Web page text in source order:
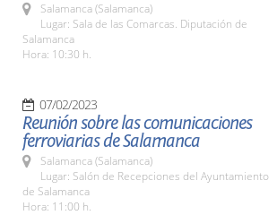
Salamanca (Salamanca)
Lugar: Sala de las Comarcas. Diputación de
Salamanca
Hora: 10:30 h.
07/02/2023
Reunión sobre las comunicaciones
ferroviarias de Salamanca
Salamanca (Salamanca)
Lugar: Salón de Recepciones del Ayuntamiento
de Salamanca
Hora: 11:00 h.